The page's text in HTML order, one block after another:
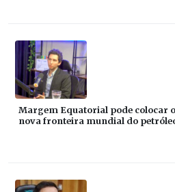
Margem Equatorial pode colocar
nova fronteira mundial do